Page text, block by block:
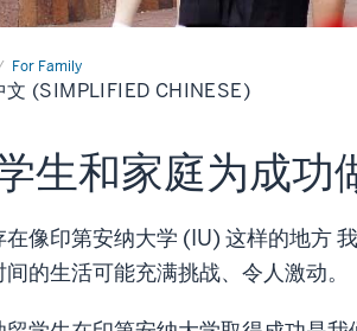
For Family
文 (SIMPLIFIED CHINESE)
生和家庭为成功
在像印第安纳大学 (IU) 这样的地方
间的生活可能充满挑战、令人激动。